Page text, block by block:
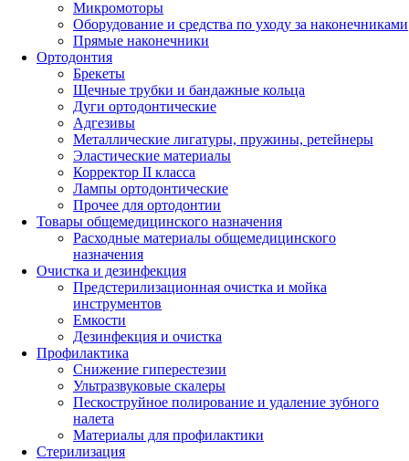
Микромоторы
Оборудование и средства по уходу за наконечниками
Прямые наконечники
Ортодонтия
Брекеты
Щечные трубки и бандажные кольца
Дуги ортодонтические
Адгезивы
Металлические лигатуры, пружины, ретейнеры
Эластические материалы
Корректор II класса
Лампы ортодонтические
Прочее для ортодонтии
Товары общемедицинского назначения
Расходные материалы общемедицинского
назначения
Очистка и дезинфекция
Предстерилизационная очистка и мойка
инструментов
Емкости
Дезинфекция и очистка
Профилактика
Снижение гиперестезии
Ультразвуковые скалеры
Пескоструйное полирование и удаление зубного
налета
Материалы для профилактики
Стерилизация